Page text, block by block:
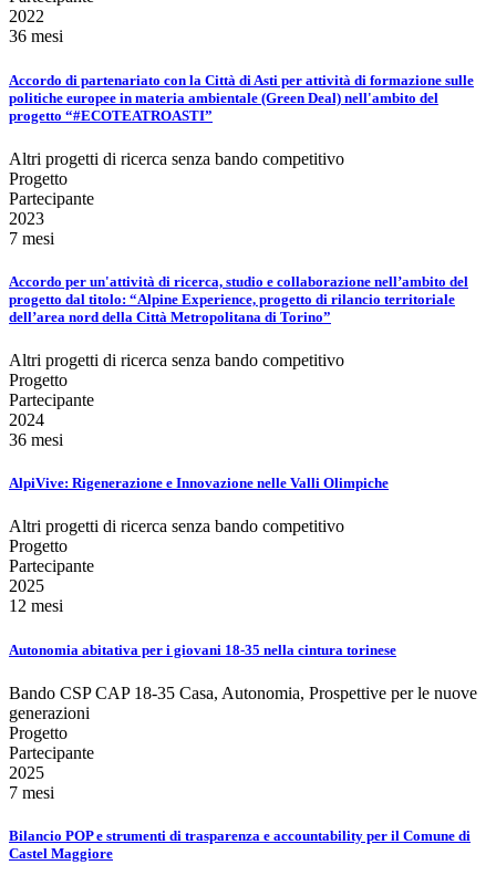
2022
36 mesi
Accordo di partenariato con la Città di Asti per attività di formazione sulle
politiche europee in materia ambientale (Green Deal) nell'ambito del
progetto “#ECOTEATROASTI”
Altri progetti di ricerca senza bando competitivo
Progetto
Partecipante
2023
7 mesi
Accordo per un'attività di ricerca, studio e collaborazione nell’ambito del
progetto dal titolo: “Alpine Experience, progetto di rilancio territoriale
dell’area nord della Città Metropolitana di Torino”
Altri progetti di ricerca senza bando competitivo
Progetto
Partecipante
2024
36 mesi
AlpiVive: Rigenerazione e Innovazione nelle Valli Olimpiche
Altri progetti di ricerca senza bando competitivo
Progetto
Partecipante
2025
12 mesi
Autonomia abitativa per i giovani 18-35 nella cintura torinese
Bando CSP CAP 18-35 Casa, Autonomia, Prospettive per le nuove
generazioni
Progetto
Partecipante
2025
7 mesi
Bilancio POP e strumenti di trasparenza e accountability per il Comune di
Castel Maggiore